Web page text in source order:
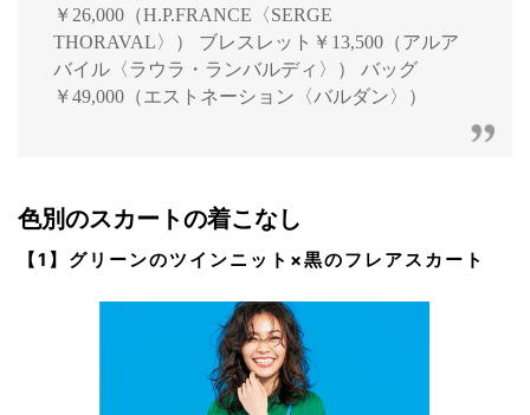
￥26,000（H.P.FRANCE〈SERGE
THORAVAL〉） ブレスレット￥13,500（アルア
バイル〈ラウラ・ランバルディ〉） バッグ
￥49,000（エストネーション〈バルダン〉）
色別のスカートの着こなし
【1】グリーンのツインニット×黒のフレアスカート